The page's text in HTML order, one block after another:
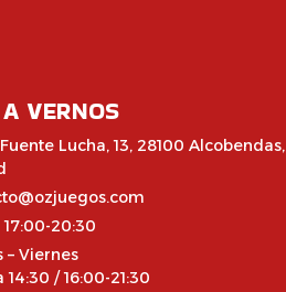
VERNOS
Lucha, 13, 28100 Alcobendas,
20:30
– Viernes
14:30 / 16:00-21:30